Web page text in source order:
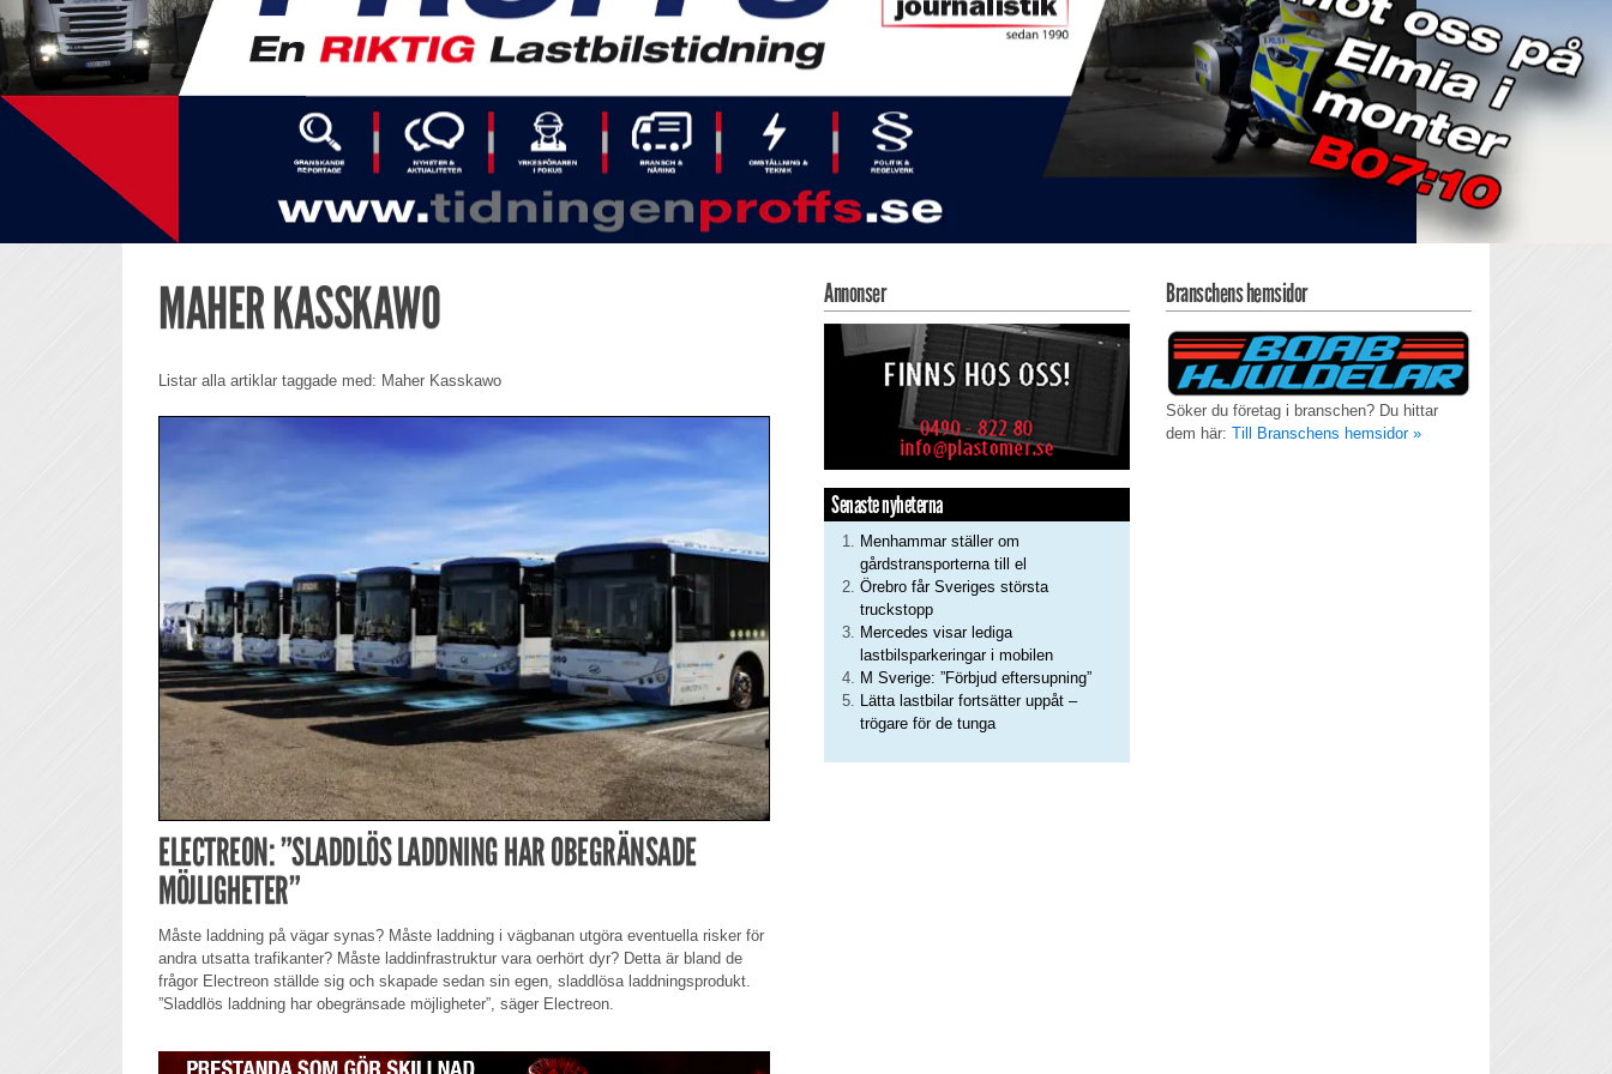
MAHER KASSKAWO
Listar alla artiklar taggade med: Maher Kasskawo
ELECTREON: ”SLADDLÖS LADDNING HAR OBEGRÄNSADE
MÖJLIGHETER”
Måste laddning på vägar synas? Måste laddning i vägbanan utgöra eventuella risker för
andra utsatta trafikanter? Måste laddinfrastruktur vara oerhört dyr? Detta är bland de
frågor Electreon ställde sig och skapade sedan sin egen, sladdlösa laddningsprodukt.
”Sladdlös laddning har obegränsade möjligheter”, säger Electreon.
Annonser
Senaste nyheterna
Menhammar ställer om
gårdstransporterna till el
Örebro får Sveriges största
truckstopp
Mercedes visar lediga
lastbilsparkeringar i mobilen
M Sverige: ”Förbjud eftersupning”
Lätta lastbilar fortsätter uppåt –
trögare för de tunga
Branschens hemsidor
Söker du företag i branschen? Du hittar
dem här: Till Branschens hemsidor »